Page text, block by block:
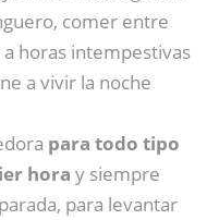
comer entre
horas intempestivas
a vivir la noche
para todo tipo
hora y siempre
para levantar